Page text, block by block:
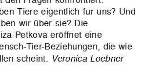
Tiere eigentlich für uns? Und
wir über sie? Die
Petkova eröffnet eine
Tier-Beziehungen, die wie
scheint. Veronica Loebner